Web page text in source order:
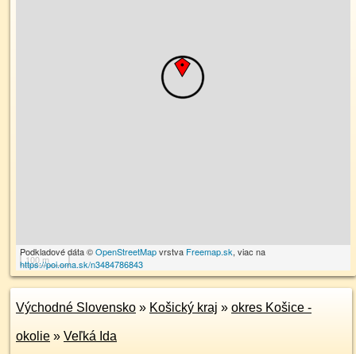
100 m
Podkladové dáta ©OpenStreetMapvrstva Freemap.sk, viac na
https://poi.oma.sk/n3484786843
Východné Slovensko » Košický kraj » okres Košice -
okolie » Veľká Ida